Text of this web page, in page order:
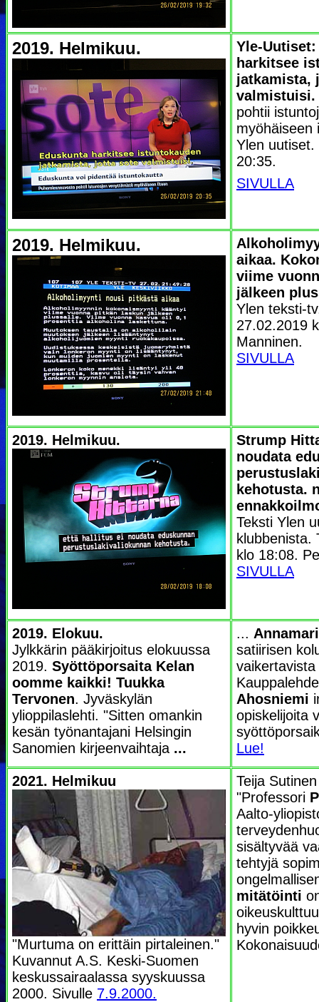
2019. Helmikuu.
Yle-
harkitsee
jatkamista,
valmistuisi.
pohtii
myöhäiseen
Ylen uutiset.
20:35.
SIVULLA
2019. Helmikuu.
aikaa.
viime
jälkeen
Ylen teksti-
27.02.2019
Manninen.
SIVULLA
2019. Helmikuu.
Strump
noudata
kehotusta.
Teksti Ylen
klubbenista.
klo 18:08.
SIVULLA
2019. Elokuu.
Jylkkärin pääkirjoitus elokuussa
2019. Syöttöporsaita Kelan
oomme kaikki! Tuukka
Tervonen. Jyväskylän
ylioppilaslehti. "Sitten omankin
kesän työnantajani Helsingin
Sanomien kirjeenvaihtaja ...
...
satiirisen
Ahosniemi
opiskelijoita
Lue!
2021. Helmikuu
"Murtuma on erittäin pirtaleinen."
Kuvannut A.S. Keski-Suomen
keskussairaalassa syyskuussa
2000. Sivulle 7.9.2000.
Teija
"Professori
Aalto-
sisältyvää
tehtyjä
mitätöinti
hyvin